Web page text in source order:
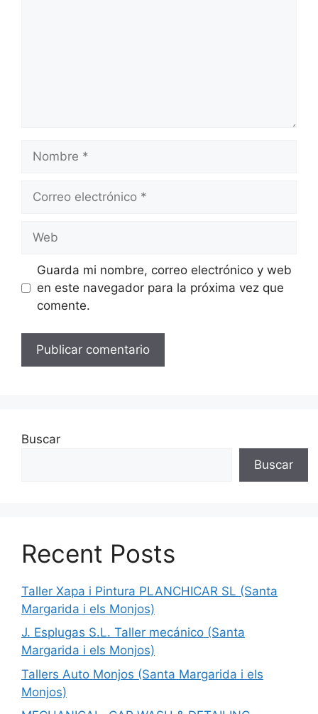
Nombre
Correo
Web
Guarda mi nombre, correo electrónico y web
en este navegador para la próxima vez que
comente.
Buscar
Buscar
Recent Posts
Taller Xapa i Pintura PLANCHICAR SL (Santa
Margarida i els Monjos)
J. Esplugas S.L. Taller mecánico (Santa
Margarida i els Monjos)
Tallers Auto Monjos (Santa Margarida i els
Monjos)